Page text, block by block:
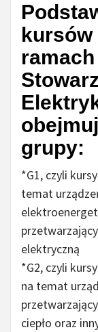
grupy:
*G1, czyli
temat
elektryczną
*G2, czyli
na temat
ciepło oraz